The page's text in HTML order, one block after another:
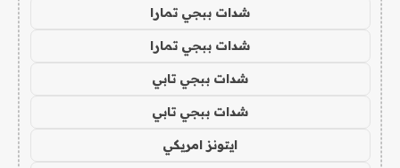
شدات ببجي تمارا
شدات ببجي تمارا
شدات ببجي تابي
شدات ببجي تابي
ايتونز امريكي